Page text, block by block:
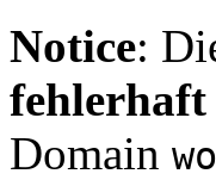
Notice:
fehlerhaft
Domain